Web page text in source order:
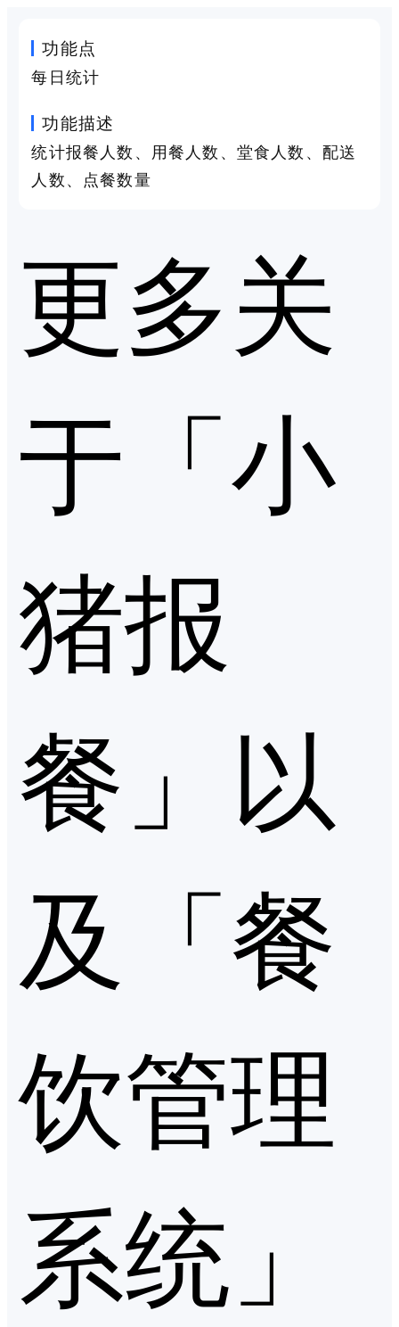
功能点
每日统计
功能描述
统计报餐人数、用餐人数、堂食人数、配送
人数、点餐数量
更多关
于「小
猪报
餐」以
及「餐
饮管理
系统」